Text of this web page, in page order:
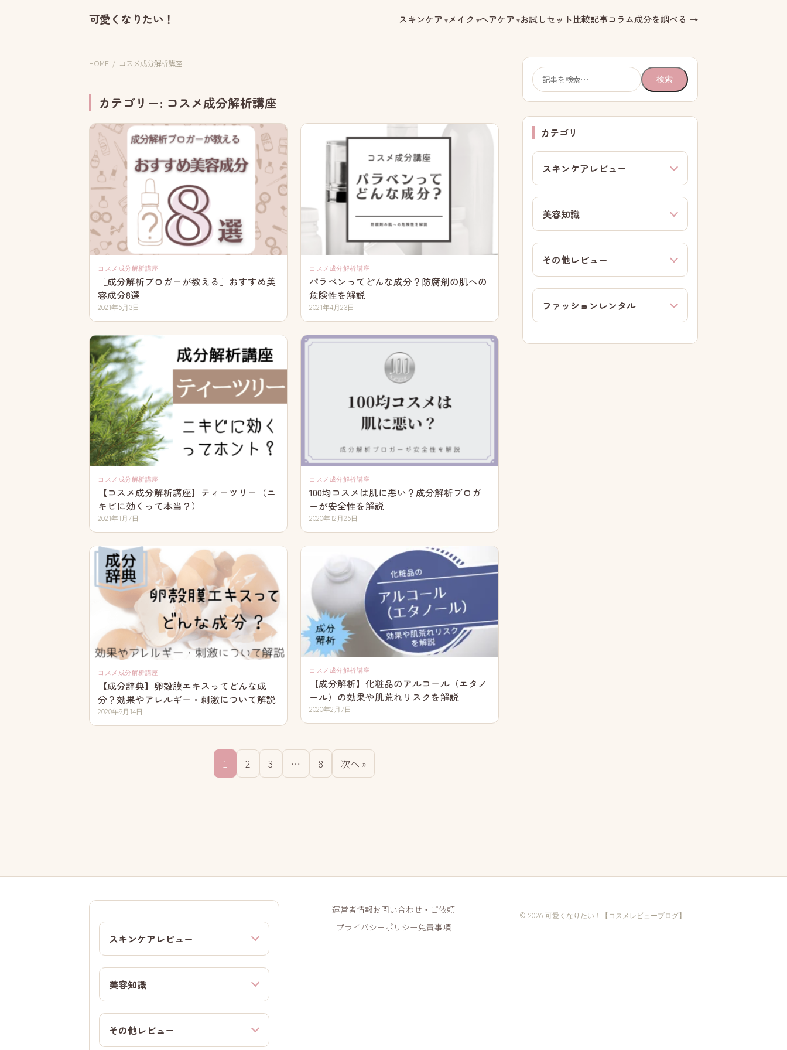
可愛くなりたい！ スキンケア メイク ヘアケア お試しセット比較記事コラム成分を調べる →
HOME / コスメ成分解析講座
カテゴリー: コスメ成分解析講座
コスメ成分解析講座
［成分解析ブロガーが教える］おすすめ美
容成分8選
2021年5月3日
コスメ成分解析講座
パラベンってどんな成分？防腐剤の肌への
危険性を解説
2021年4月23日
コスメ成分解析講座
【コスメ成分解析講座】ティーツリー（ニ
キビに効くって本当？）
2021年1月7日
コスメ成分解析講座
100均コスメは肌に悪い？成分解析ブロガ
ーが安全性を解説
2020年12月25日
コスメ成分解析講座
【成分辞典】卵殻膜エキスってどんな成
分？効果やアレルギー・刺激について解説
2020年9月14日
コスメ成分解析講座
【成分解析】化粧品のアルコール（エタノ
ール）の効果や肌荒れリスクを解説
2020年2月7日
1 2 3 … 8 次へ »
検
索:
検索
カテゴリ
スキンケアレビュー
美容知識
その他レビュー
ファッションレンタル
スキンケアレビュー
美容知識
その他レビュー
運営者情報お問い合わせ・ご依頼
プライバシーポリシー免責事項
© 2026 可愛くなりたい！【コスメレビューブログ】